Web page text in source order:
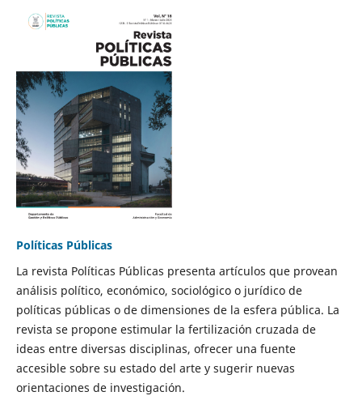
Políticas Públicas
La revista Políticas Públicas presenta artículos que provean
análisis político, económico, sociológico o jurídico de
políticas públicas o de dimensiones de la esfera pública. La
revista se propone estimular la fertilización cruzada de
ideas entre diversas disciplinas, ofrecer una fuente
accesible sobre su estado del arte y sugerir nuevas
orientaciones de investigación.